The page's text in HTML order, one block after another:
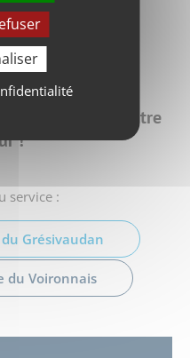
en cas de
circulant dans votre
!
service :
Grésivaudan
du Voironnais